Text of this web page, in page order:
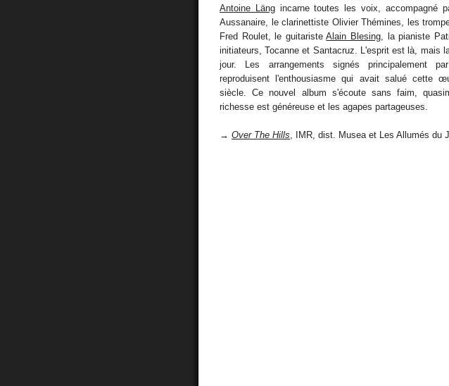
Antoine Längincarne toutes les voix, accompagné
Aussanaire, le clarinettiste Olivier Thémines, les
Fred Roulet, le guitaristeAlain Blesing, la pianiste
initiateurs, Tocanne et Santacruz. L'esprit est là, mais
jour. Les arrangements signés principalement
reproduisent l'enthousiasme qui avait salué cette
siècle. Ce nouvel album s'écoute sans faim,
richesse est généreuse et les agapes partageuses.
→ Over The Hills , IMR, dist. Musea et Les Allumés du